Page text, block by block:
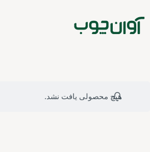
به
محتوا
هیچ محصولی یافت نشد.